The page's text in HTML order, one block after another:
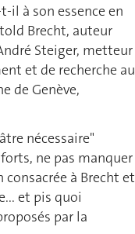
il à son essence en
Brecht, auteur
Steiger, metteur
et de recherche au
de Genève,
nécessaire"
ne pas manquer
à Brecht et
et pis quoi
par la